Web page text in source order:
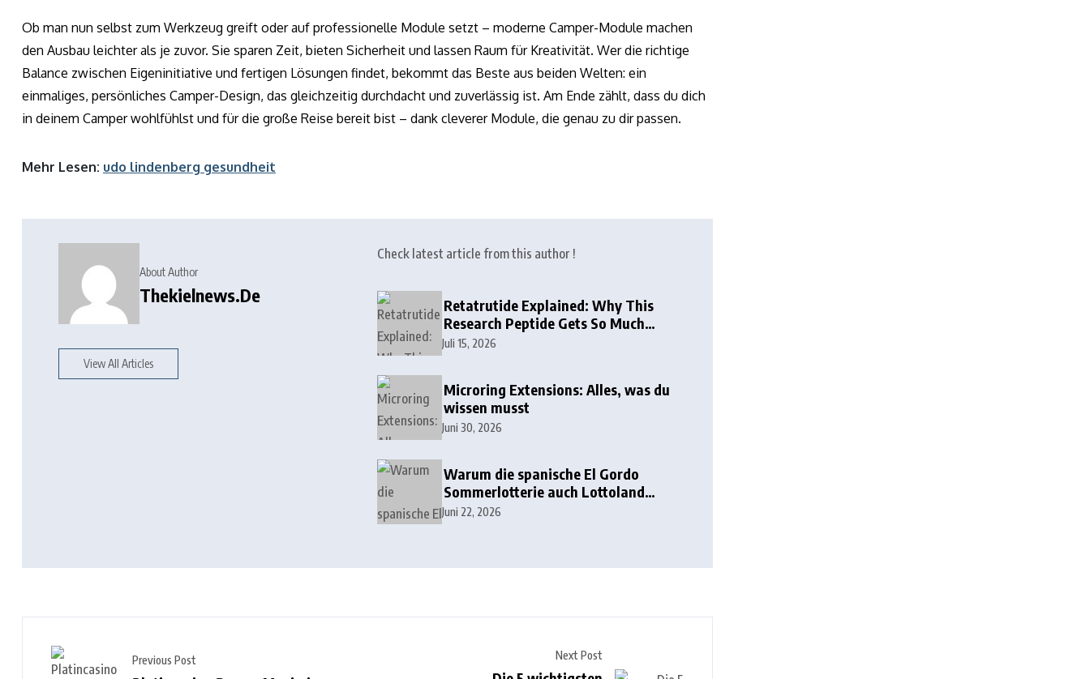
Ob man nun selbst zum Werkzeug greift oder auf professionelle Module setzt – moderne Camper-Module machen
den Ausbau leichter als je zuvor. Sie sparen Zeit, bieten Sicherheit und lassen Raum für Kreativität. Wer die richtige
Balance zwischen Eigeninitiative und fertigen Lösungen findet, bekommt das Beste aus beiden Welten: ein
einmaliges, persönliches Camper-Design, das gleichzeitig durchdacht und zuverlässig ist. Am Ende zählt, dass du dich
in deinem Camper wohlfühlst und für die große Reise bereit bist – dank cleverer Module, die genau zu dir passen.
Mehr Lesen: udo lindenberg gesundheit
About Author
Thekielnews.de
View All Articles
Check latest article from this author !
Retatrutide Explained: Why This
Research Peptide Gets So Much
Attention
Juli 15, 2026
Microring Extensions: Alles, was du
wissen musst
Juni 30, 2026
Warum die spanische El Gordo
Sommerlotterie auch Lottoland
erobert
Juni 22, 2026
Previous Post Next Post